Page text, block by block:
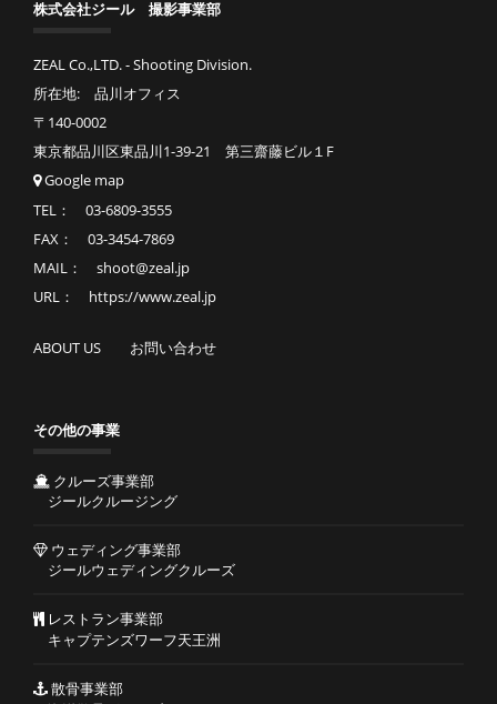
株式会社ジール 撮影事業部
ZEAL Co.,LTD. - Shooting Division.
所在地: 品川オフィス
〒140-0002
東京都品川区東品川1-39-21 第三齋藤ビル１F
Google map
TEL： 03-6809-3555
FAX： 03-3454-7869
MAIL： shoot@zeal.jp
URL： https://www.zeal.jp
ABOUT US お問い合わせ
その他の事業
クルーズ事業部
ジールクルージング
ウェディング事業部
ジールウェディングクルーズ
レストラン事業部
キャプテンズワーフ天王洲
散骨事業部